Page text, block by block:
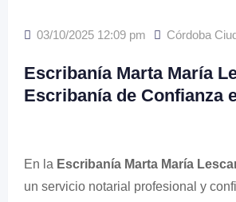
03/10/2025 12:09 pm Córdoba
Escribanía Marta María
Escribanía de Confianza
En la Escribanía Marta María
un servicio notarial profesional y